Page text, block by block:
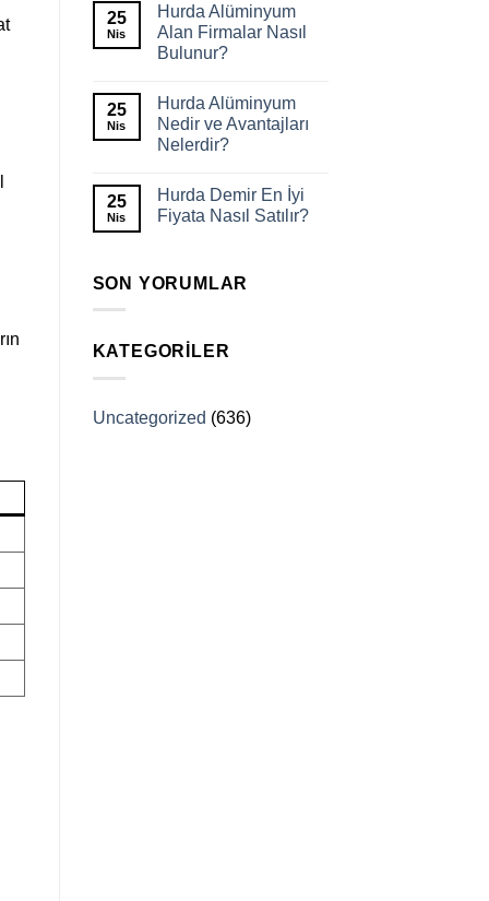
25
Nis
Hurda Alüminyum
Alan Firmalar Nasıl
Bulunur?
25
Nis
Hurda Alüminyum
Nedir ve Avantajları
Nelerdir?
25
Nis
Hurda Demir En İyi
Fiyata Nasıl Satılır?
SON YORUMLAR
KATEGORILER
Uncategorized (636)